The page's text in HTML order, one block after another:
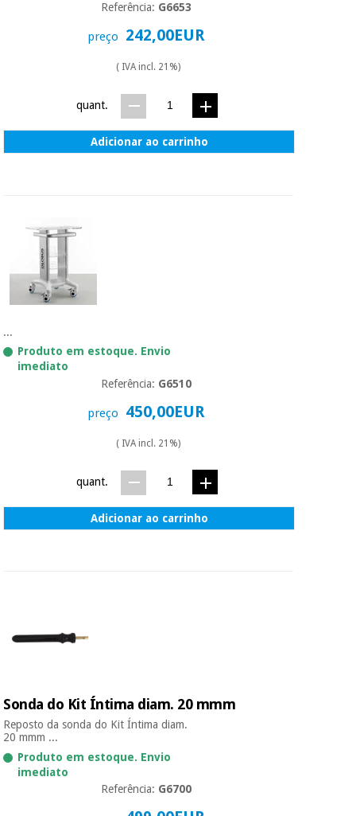
Referência: G6653
preço 242,00EUR
( IVA incl. 21%)
quant.
Adicionar ao carrinho
...
Produto em estoque. Envio
imediato
Referência: G6510
preço 450,00EUR
( IVA incl. 21%)
quant.
Adicionar ao carrinho
Sonda do Kit Íntima diam. 20 mmm
Reposto da sonda do Kit Íntima diam.
20 mmm ...
Produto em estoque. Envio
imediato
Referência: G6700